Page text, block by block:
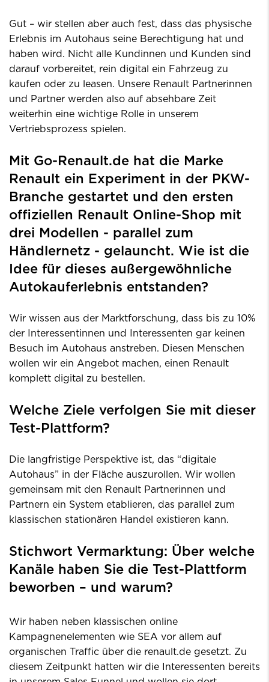
Gut – wir stellen aber auch fest, dass das physische
Erlebnis im Autohaus seine Berechtigung hat und
haben wird. Nicht alle Kundinnen und Kunden sind
darauf vorbereitet, rein digital ein Fahrzeug zu
kaufen oder zu leasen. Unsere Renault Partnerinnen
und Partner werden also auf absehbare Zeit
weiterhin eine wichtige Rolle in unserem
Vertriebsprozess spielen.
Mit Go-Renault.de hat die Marke
Renault ein Experiment in der PKW-
Branche gestartet und den ersten
offiziellen Renault Online-Shop mit
drei Modellen - parallel zum
Händlernetz - gelauncht. Wie ist die
Idee für dieses außergewöhnliche
Autokauferlebnis entstanden?
Wir wissen aus der Marktforschung, dass bis zu 10%
der Interessentinnen und Interessenten gar keinen
Besuch im Autohaus anstreben. Diesen Menschen
wollen wir ein Angebot machen, einen Renault
komplett digital zu bestellen.
Welche Ziele verfolgen Sie mit dieser
Test-Plattform?
Die langfristige Perspektive ist, das “digitale
Autohaus” in der Fläche auszurollen. Wir wollen
gemeinsam mit den Renault Partnerinnen und
Partnern ein System etablieren, das parallel zum
klassischen stationären Handel existieren kann.
Stichwort Vermarktung: Über welche
Kanäle haben Sie die Test-Plattform
beworben – und warum?
Wir haben neben klassischen online
Kampagnenelementen wie SEA vor allem auf
organischen Traffic über die renault.de gesetzt. Zu
diesem Zeitpunkt hatten wir die Interessenten bereits